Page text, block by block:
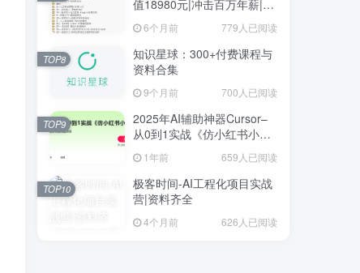
值18980元|冲击百万年薪|完
结无秘
6个月前 779人已阅读
知识星球：300+付费课程与
资料合集
9个月前 700人已阅读
TOP8
2025年AI辅助神器Cursor–
从0到1实战《仿小红书小程
序》1年前 659人已阅读
TOP9
极客时间-AI工程化项目实战
营|资料齐全
4个月前 626人已阅读
TOP10